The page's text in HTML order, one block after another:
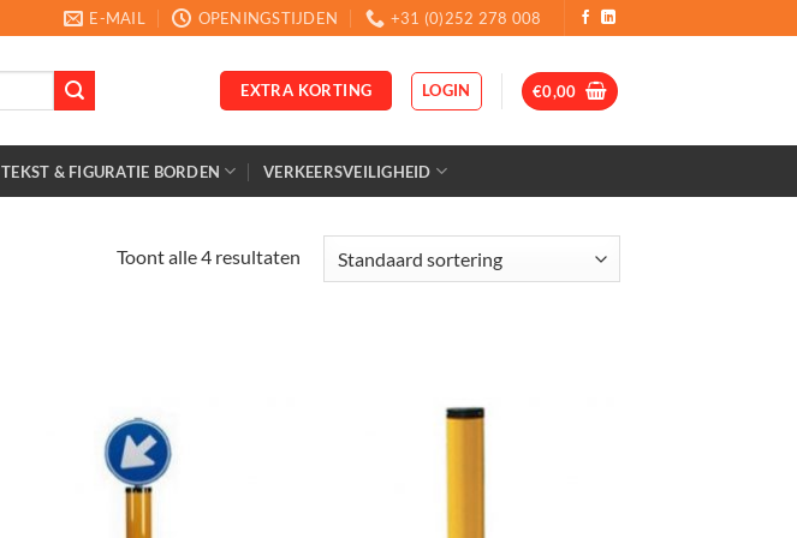
E-MAIL OPENINGSTIJDEN +31 (0)252 278 008
EXTRA KORTING LOGIN €0,00
TEKST & FIGURATIE BORDEN VERKEERSVEILIGHEID
Toont alle 4 resultaten